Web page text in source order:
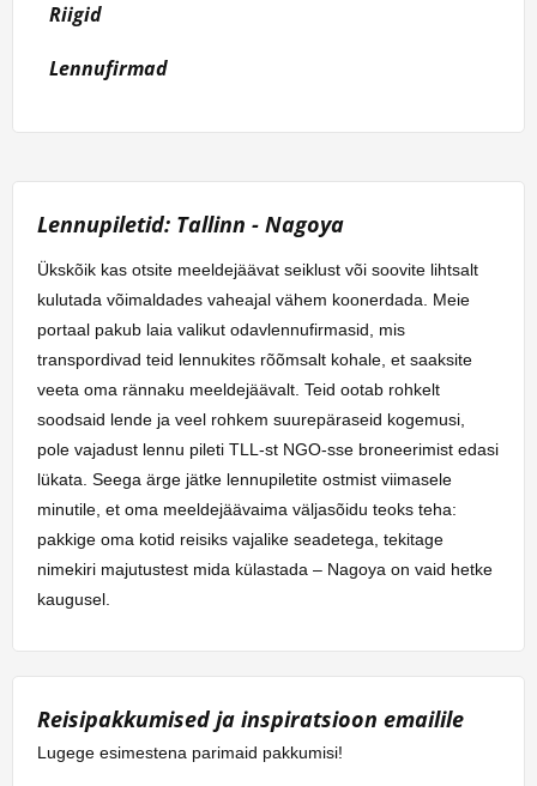
Riigid
Lennufirmad
Lennupiletid: Tallinn - Nagoya
Ükskõik kas otsite meeldejäävat seiklust või soovite lihtsalt
kulutada võimaldades vaheajal vähem koonerdada. Meie
portaal pakub laia valikut odavlennufirmasid, mis
transpordivad teid lennukites rõõmsalt kohale, et saaksite
veeta oma rännaku meeldejäävalt. Teid ootab rohkelt
soodsaid lende ja veel rohkem suurepäraseid kogemusi,
pole vajadust lennu pileti TLL-st NGO-sse broneerimist edasi
lükata. Seega ärge jätke lennupiletite ostmist viimasele
minutile, et oma meeldejäävaima väljasõidu teoks teha:
pakkige oma kotid reisiks vajalike seadetega, tekitage
nimekiri majutustest mida külastada – Nagoya on vaid hetke
kaugusel.
Reisipakkumised ja inspiratsioon emailile
Lugege esimestena parimaid pakkumisi!